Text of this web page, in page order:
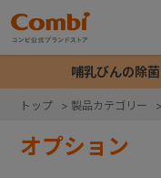
哺乳びんの除
トップ > 製品カテゴリー >
オプション